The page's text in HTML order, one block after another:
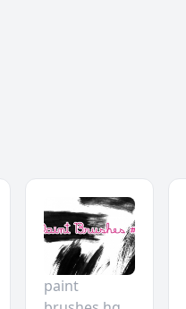
paint